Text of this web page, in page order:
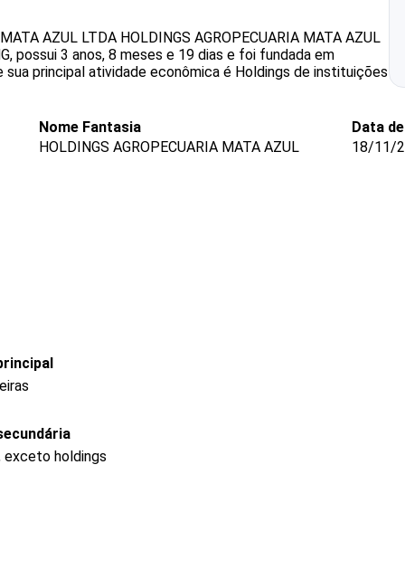
AZUL LTDA HOLDINGS AGROPECUARIA MATA AZUL
possui 3 anos, 8 meses e 19 dias e foi fundada em
sua principal atividade econômica é Holdings de instituições
Nome Fantasia
HOLDINGS AGROPECUARIA MATA AZUL
Data
18/11/
holdings